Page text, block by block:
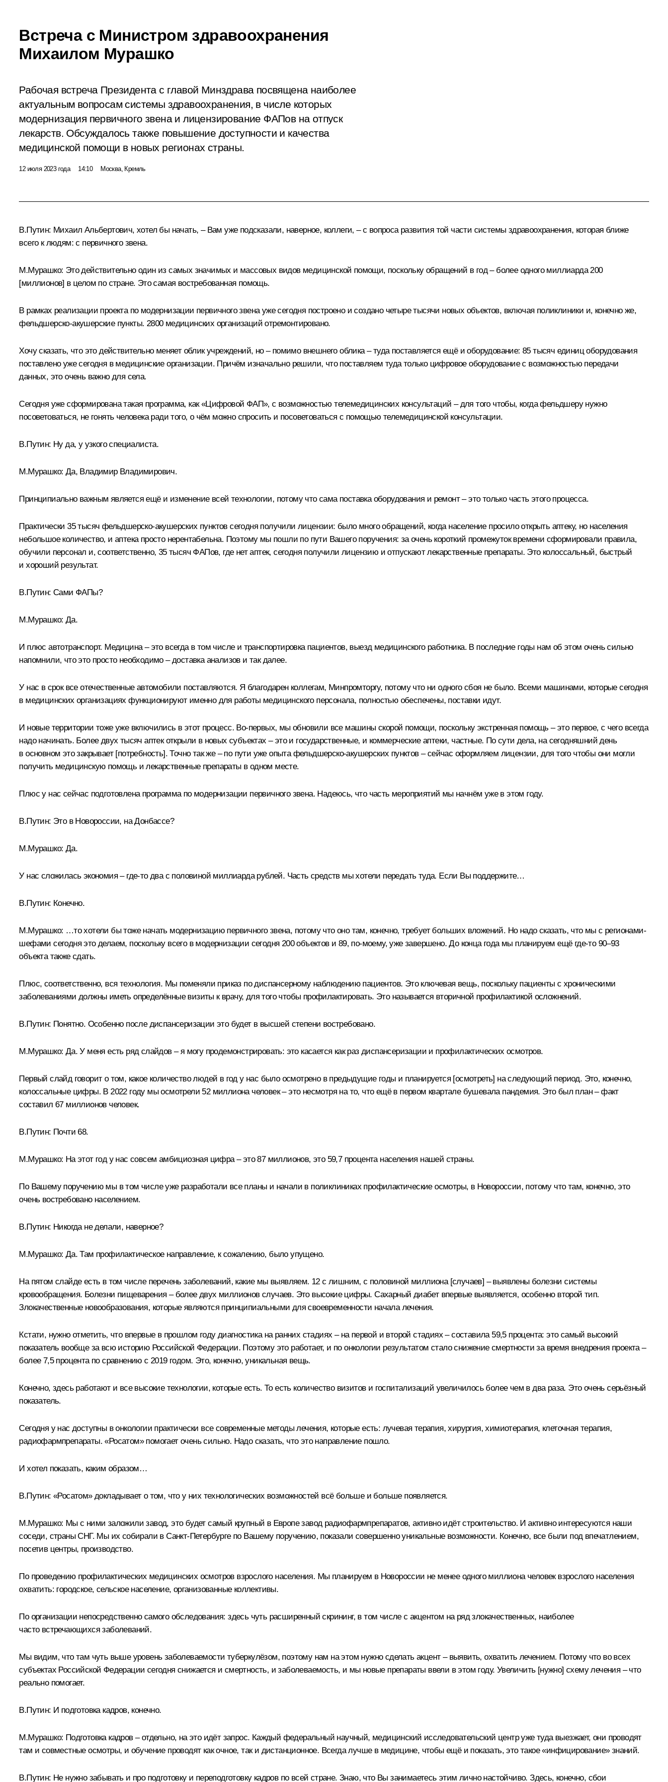
Встреча с Министром здравоохранения
Михаилом Мурашко
Рабочая встреча Президента с главой Минздрава посвящена наиболее
актуальным вопросам системы здравоохранения, в числе которых
модернизация первичного звена и лицензирование ФАПов на отпуск
лекарств. Обсуждалось также повышение доступности и качества
медицинской помощи в новых регионах страны.
12 июля 2023 года 14:10 Москва, Кремль
В.Путин: Михаил Альбертович, хотел бы начать, – Вам уже подсказали, наверное, коллеги, – с вопроса развития той части системы здравоохранения, которая ближе
всего к людям: с первичного звена.
М.Мурашко: Это действительно один из самых значимых и массовых видов медицинской помощи, поскольку обращений в год – более одного миллиарда 200
[миллионов] в целом по стране. Это самая востребованная помощь.
В рамках реализации проекта по модернизации первичного звена уже сегодня построено и создано четыре тысячи новых объектов, включая поликлиники и, конечно же,
фельдшерско-акушерские пункты. 2800 медицинских организаций отремонтировано.
Хочу сказать, что это действительно меняет облик учреждений, но – помимо внешнего облика – туда поставляется ещё и оборудование: 85 тысяч единиц оборудования
поставлено уже сегодня в медицинские организации. Причём изначально решили, что поставляем туда только цифровое оборудование с возможностью передачи
данных, это очень важно для села.
Сегодня уже сформирована такая программа, как «Цифровой ФАП», с возможностью телемедицинских консультаций – для того чтобы, когда фельдшеру нужно
посоветоваться, не гонять человека ради того, о чём можно спросить и посоветоваться с помощью телемедицинской консультации.
В.Путин: Ну да, у узкого специалиста.
М.Мурашко: Да, Владимир Владимирович.
Принципиально важным является ещё и изменение всей технологии, потому что сама поставка оборудования и ремонт – это только часть этого процесса.
Практически 35 тысяч фельдшерско-акушерских пунктов сегодня получили лицензии: было много обращений, когда население просило открыть аптеку, но населения
небольшое количество, и аптека просто нерентабельна. Поэтому мы пошли по пути Вашего поручения: за очень короткий промежуток времени сформировали правила,
обучили персонал и, соответственно, 35 тысяч ФАПов, где нет аптек, сегодня получили лицензию и отпускают лекарственные препараты. Это колоссальный, быстрый
и хороший результат.
В.Путин: Сами ФАПы?
М.Мурашко: Да.
И плюс автотранспорт. Медицина – это всегда в том числе и транспортировка пациентов, выезд медицинского работника. В последние годы нам об этом очень сильно
напомнили, что это просто необходимо – доставка анализов и так далее.
У нас в срок все отечественные автомобили поставляются. Я благодарен коллегам, Минпромторгу, потому что ни одного сбоя не было. Всеми машинами, которые сегодня
в медицинских организациях функционируют именно для работы медицинского персонала, полностью обеспечены, поставки идут.
И новые территории тоже уже включились в этот процесс. Во-первых, мы обновили все машины скорой помощи, поскольку экстренная помощь – это первое, с чего всегда
надо начинать. Более двух тысяч аптек открыли в новых субъектах – это и государственные, и коммерческие аптеки, частные. По сути дела, на сегодняшний день
в основном это закрывает [потребность]. Точно так же – по пути уже опыта фельдшерско-акушерских пунктов – сейчас оформляем лицензии, для того чтобы они могли
получить медицинскую помощь и лекарственные препараты в одном месте.
Плюс у нас сейчас подготовлена программа по модернизации первичного звена. Надеюсь, что часть мероприятий мы начнём уже в этом году.
В.Путин: Это в Новороссии, на Донбассе?
М.Мурашко: Да.
У нас сложилась экономия – где-то два с половиной миллиарда рублей. Часть средств мы хотели передать туда. Если Вы поддержите…
В.Путин: Конечно.
М.Мурашко: …то хотели бы тоже начать модернизацию первичного звена, потому что оно там, конечно, требует больших вложений. Но надо сказать, что мы с регионами-
шефами сегодня это делаем, поскольку всего в модернизации сегодня 200 объектов и 89, по-моему, уже завершено. До конца года мы планируем ещё где-то 90–93
объекта также сдать.
Плюс, соответственно, вся технология. Мы поменяли приказ по диспансерному наблюдению пациентов. Это ключевая вещь, поскольку пациенты с хроническими
заболеваниями должны иметь определённые визиты к врачу, для того чтобы профилактировать. Это называется вторичной профилактикой осложнений.
В.Путин: Понятно. Особенно после диспансеризации это будет в высшей степени востребовано.
М.Мурашко: Да. У меня есть ряд слайдов – я могу продемонстрировать: это касается как раз диспансеризации и профилактических осмотров.
Первый слайд говорит о том, какое количество людей в год у нас было осмотрено в предыдущие годы и планируется [осмотреть] на следующий период. Это, конечно,
колоссальные цифры. В 2022 году мы осмотрели 52 миллиона человек – это несмотря на то, что ещё в первом квартале бушевала пандемия. Это был план – факт
составил 67 миллионов человек.
В.Путин: Почти 68.
М.Мурашко: На этот год у нас совсем амбициозная цифра – это 87 миллионов, это 59,7 процента населения нашей страны.
По Вашему поручению мы в том числе уже разработали все планы и начали в поликлиниках профилактические осмотры, в Новороссии, потому что там, конечно, это
очень востребовано населением.
В.Путин: Никогда не делали, наверное?
М.Мурашко: Да. Там профилактическое направление, к сожалению, было упущено.
На пятом слайде есть в том числе перечень заболеваний, какие мы выявляем. 12 с лишним, с половиной миллиона [случаев] – выявлены болезни системы
кровообращения. Болезни пищеварения – более двух миллионов случаев. Это высокие цифры. Сахарный диабет впервые выявляется, особенно второй тип.
Злокачественные новообразования, которые являются принципиальными для своевременности начала лечения.
Кстати, нужно отметить, что впервые в прошлом году диагностика на ранних стадиях – на первой и второй стадиях – составила 59,5 процента: это самый высокий
показатель вообще за всю историю Российской Федерации. Поэтому это работает, и по онкологии результатом стало снижение смертности за время внедрения проекта –
более 7,5 процента по сравнению с 2019 годом. Это, конечно, уникальная вещь.
Конечно, здесь работают и все высокие технологии, которые есть. То есть количество визитов и госпитализаций увеличилось более чем в два раза. Это очень серьёзный
показатель.
Сегодня у нас доступны в онкологии практически все современные методы лечения, которые есть: лучевая терапия, хирургия, химиотерапия, клеточная терапия,
радиофармпрепараты. «Росатом» помогает очень сильно. Надо сказать, что это направление пошло.
И хотел показать, каким образом…
В.Путин: «Росатом» докладывает о том, что у них технологических возможностей всё больше и больше появляется.
М.Мурашко: Мы с ними заложили завод, это будет самый крупный в Европе завод радиофармпрепаратов, активно идёт строительство. И активно интересуются наши
соседи, страны СНГ. Мы их собирали в Санкт-Петербурге по Вашему поручению, показали совершенно уникальные возможности. Конечно, все были под впечатлением,
посетив центры, производство.
По проведению профилактических медицинских осмотров взрослого населения. Мы планируем в Новороссии не менее одного миллиона человек взрослого населения
охватить: городское, сельское население, организованные коллективы.
По организации непосредственно самого обследования: здесь чуть расширенный скрининг, в том числе с акцентом на ряд злокачественных, наиболее
часто встречающихся заболеваний.
Мы видим, что там чуть выше уровень заболеваемости туберкулёзом, поэтому нам на этом нужно сделать акцент – выявить, охватить лечением. Потому что во всех
субъектах Российской Федерации сегодня снижается и смертность, и заболеваемость, и мы новые препараты ввели в этом году. Увеличить [нужно] схему лечения – что
реально помогает.
В.Путин: И подготовка кадров, конечно.
М.Мурашко: Подготовка кадров – отдельно, на это идёт запрос. Каждый федеральный научный, медицинский исследовательский центр уже туда выезжает, они проводят
там и совместные осмотры, и обучение проводят как очное, так и дистанционное. Всегда лучше в медицине, чтобы ещё и показать, это такое «инфицирование» знаний.
В.Путин: Не нужно забывать и про подготовку и переподготовку кадров по всей стране. Знаю, что Вы занимаетесь этим лично настойчиво. Здесь, конечно, сбои